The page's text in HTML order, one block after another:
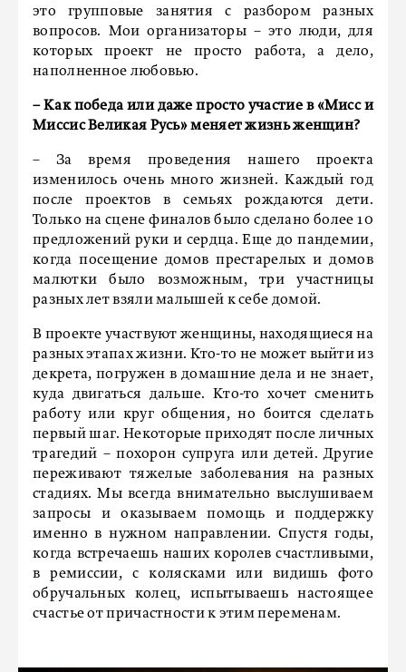
это групповые занятия с разбором разных
вопросов. Мои организаторы – это люди, для
которых проект не просто работа, а дело,
наполненное любовью.
– Как победа или даже просто участие в «Мисс и
Миссис Великая Русь» меняет жизнь женщин?
– За время проведения нашего проекта
изменилось очень много жизней. Каждый год
после проектов в семьях рождаются дети.
Только на сцене финалов было сделано более 10
предложений руки и сердца. Еще до пандемии,
когда посещение домов престарелых и домов
малютки было возможным, три участницы
разных лет взяли малышей к себе домой.
В проекте участвуют женщины, находящиеся на
разных этапах жизни. Кто-то не может выйти из
декрета, погружен в домашние дела и не знает,
куда двигаться дальше. Кто-то хочет сменить
работу или круг общения, но боится сделать
первый шаг. Некоторые приходят после личных
трагедий – похорон супруга или детей. Другие
переживают тяжелые заболевания на разных
стадиях. Мы всегда внимательно выслушиваем
запросы и оказываем помощь и поддержку
именно в нужном направлении. Спустя годы,
когда встречаешь наших королев счастливыми,
в ремиссии, с колясками или видишь фото
обручальных колец, испытываешь настоящее
счастье от причастности к этим переменам.